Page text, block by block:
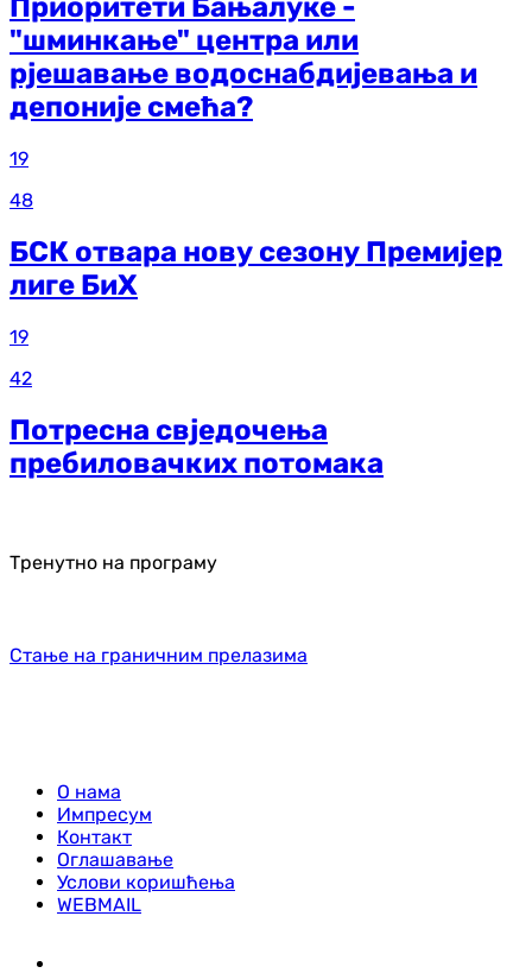
Приоритети Бањалуке -
"шминкање" центра или
рјешавање водоснабдијевања и
депоније смећа?
19
48
БСК отвара нову сезону Премијер
лиге БиХ
19
42
Потресна свједочења
пребиловачких потомака
Тренутно на програму
Стање на граничним прелазима
О нама
Импресум
Контакт
Оглашавање
Услови коришћења
WEBMAIL